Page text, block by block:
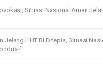
Situasi Nasional Aman
Jelang HUT RI Ditepis, Situasi